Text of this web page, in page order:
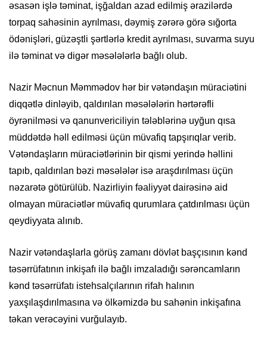
əsasən işlə təminat, işğaldan azad edilmiş ərazilərdə
torpaq sahəsinin ayrılması, dəymiş zərərə görə sığorta
ödənişləri, güzəştli şərtlərlə kredit ayrılması, suvarma suyu
ilə təminat və digər məsələlərlə bağlı olub.
Nazir Məcnun Məmmədov hər bir vətəndaşın müraciətini
diqqətlə dinləyib, qaldırılan məsələlərin hərtərəfli
öyrənilməsi və qanunvericiliyin tələblərinə uyğun qısa
müddətdə həll edilməsi üçün müvafiq tapşırıqlar verib.
Vətəndaşların müraciətlərinin bir qismi yerində həllini
tapıb, qaldırılan bəzi məsələlər isə araşdırılması üçün
nəzarətə götürülüb. Nazirliyin fəaliyyət dairəsinə aid
olmayan müraciətlər müvafiq qurumlara çatdırılması üçün
qeydiyyata alınıb.
Nazir vətəndaşlarla görüş zamanı dövlət başçısının kənd
təsərrüfatının inkişafı ilə bağlı imzaladığı sərəncamların
kənd təsərrüfatı istehsalçılarının rifah halının
yaxşılaşdırılmasına və ölkəmizdə bu sahənin inkişafına
təkan verəcəyini vurğulayıb.